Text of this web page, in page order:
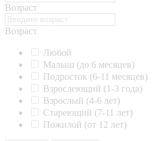
Возраст
Возраст
Любой
Малыш (до 6 месяцев)
Подросток (6-11 месяцев)
Взрослеющий (1-3 года)
Взрослый (4-6 лет)
Стареющий (7-11 лет)
Пожилой (от 12 лет)